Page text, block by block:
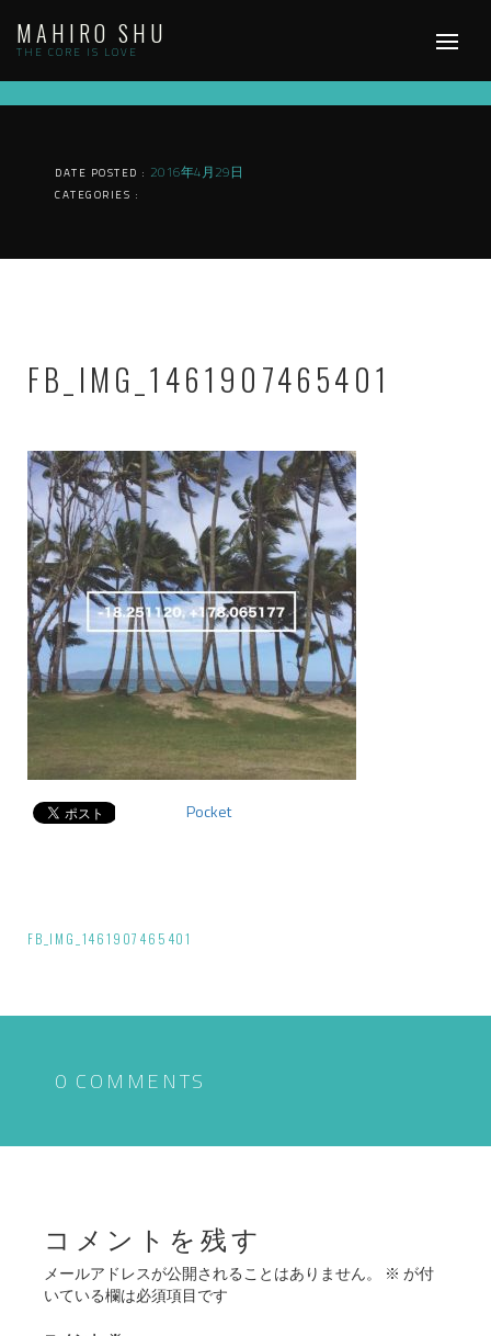
content
MAHIRO SHU
THE CORE IS LOVE
DATE POSTED : 2016年4月29日
CATEGORIES :
FB_IMG_1461907465401
Pocket
投
ナ
シ
FB_IMG_1461907465401
0 COMMENTS
コメントを残す
メールアドレスが公開されることはありません。 ※ が付
いている欄は必須項目です